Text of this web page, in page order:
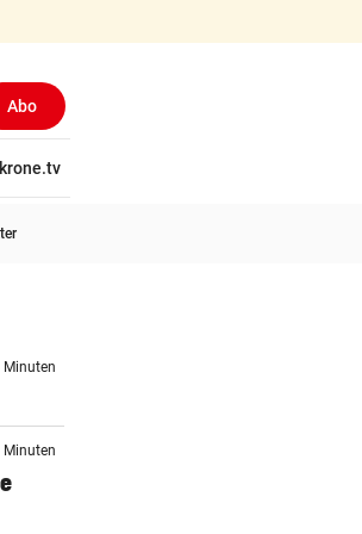
Abo
krone.tv
Minuten
Minuten